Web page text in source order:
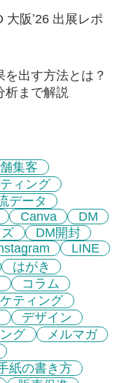
阪ʼ26 出展レポ
出す方法とは？
析まで解説
集客
ィング
データ
Canva
DM
DM開封
LINE
はがき
コラム
ティング
デザイン
グ
メルマガ
紙の書き方